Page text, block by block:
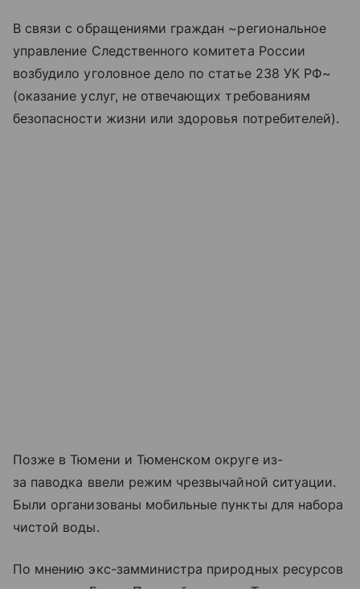
В связи с обращениями граждан ~региональное
управление Следственного комитета России
возбудило уголовное дело по статье 238 УК РФ~
(оказание услуг, не отвечающих требованиям
безопасности жизни или здоровья потребителей).
Позже в Тюмени и Тюменском округе из-
за паводка ввели режим чрезвычайной ситуации.
Были организованы мобильные пункты для набора
чистой воды.
По мнению экс-замминистра природных ресурсов